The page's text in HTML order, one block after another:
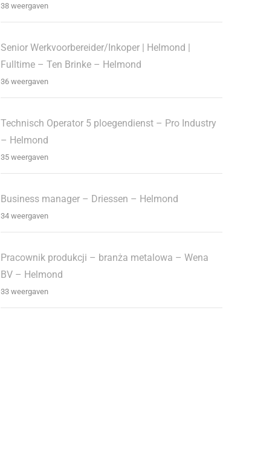
38 weergaven
Senior Werkvoorbereider/Inkoper | Helmond |
Fulltime – Ten Brinke – Helmond
36 weergaven
Technisch Operator 5 ploegendienst – Pro Industry
– Helmond
35 weergaven
Business manager – Driessen – Helmond
34 weergaven
Pracownik produkcji – branża metalowa – Wena
BV – Helmond
33 weergaven